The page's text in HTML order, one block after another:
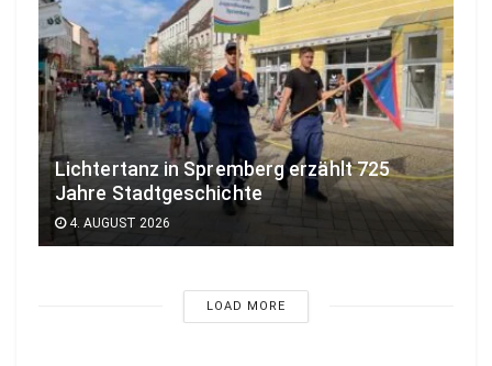
Lichtertanz in Spremberg erzählt 725
Jahre Stadtgeschichte
4. AUGUST 2026
LOAD MORE